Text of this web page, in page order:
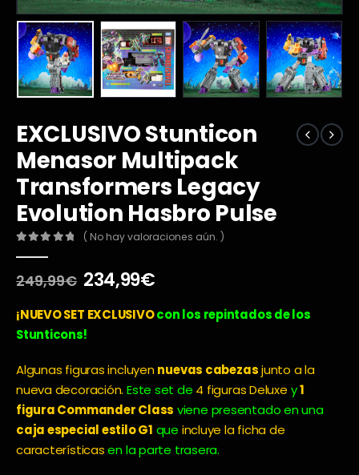
EXCLUSIVO Stunticon
Menasor Multipack
Transformers Legacy
Evolution Hasbro Pulse
( No hay valoraciones aún. )
249,99€ El
original
era:
234,99€El
actual
¡NUEVO SET EXCLUSIVOcon los repintados de los
Stunticons!
Algunas figuras incluyen nuevas cabezasjunto a la
nueva decoración. Este set de 4 figuras Deluxe y1
figura Commander Class viene presentado en una
caja especial estilo G1 que incluye la ficha de
característicasen la parte trasera.